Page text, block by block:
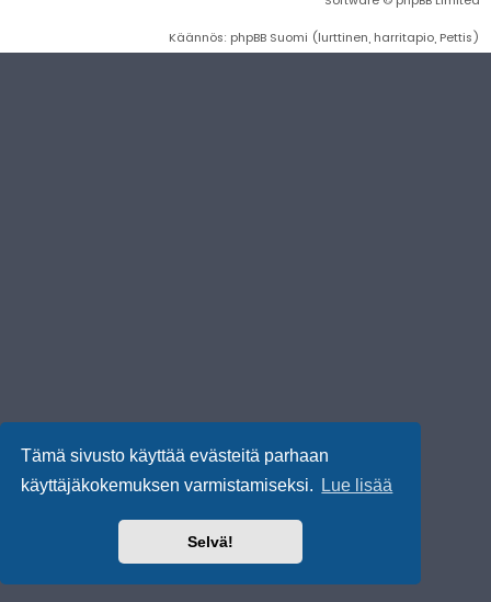
Tämä sivusto käyttää evästeitä parhaan
käyttäjäkokemuksen varmistamiseksi.
Lue lisää
Selvä!
Käännös: phpBB Suomi (lurttinen, harritapio, Pettis)